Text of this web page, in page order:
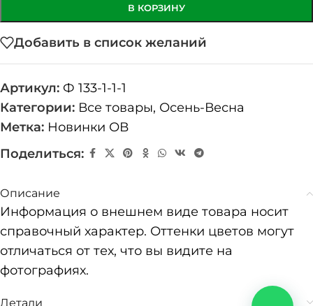
В КОРЗИНУ
Добавить в список желаний
Артикул: Ф 133-1-1-1
Категории: Все товары, Осень-Весна
Метка: Новинки ОВ
Поделиться:
Описание
Информация о внешнем виде товара носит
справочный характер. Оттенки цветов могут
отличаться от тех, что вы видите на
фотографиях.
Детали